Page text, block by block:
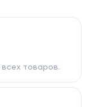
товаров.